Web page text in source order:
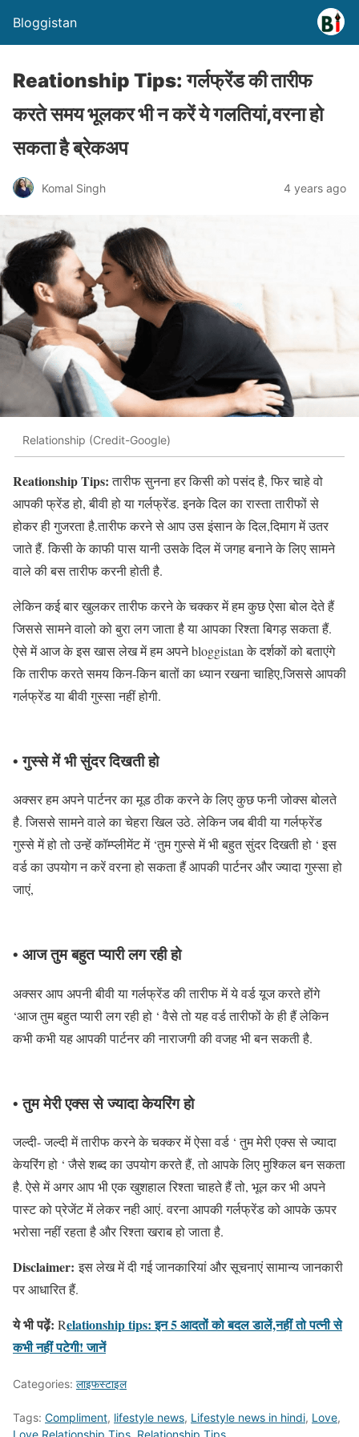
Bloggistan
Reationship Tips: गर्लफ्रेंड की तारीफ
करते समय भूलकर भी न करें ये गलतियां,वरना हो
सकता है ब्रेकअप
Komal Singh 4 years ago
Relationship (Credit-Google)
Reationship Tips:तारीफ सुनना हर किसी को पसंद है, फिर चाहे वो
आपकी फ्रेंड हो, बीवी हो या गर्लफ्रेंड. इनके दिल का रास्ता तारीफों से
होकर ही गुजरता है.तारीफ करने से आप उस इंसान के दिल,दिमाग में उतर
जाते हैं. किसी के काफी पास यानी उसके दिल में जगह बनाने के लिए सामने
वाले की बस तारीफ करनी होती है.
लेकिन कई बार खुलकर तारीफ करने के चक्कर में हम कुछ ऐसा बोल देते हैं
जिससे सामने वालो को बुरा लग जाता है या आपका रिश्ता बिगड़ सकता हैं.
ऐसे में आज के इस खास लेख में हम अपने bloggistan के दर्शकों को बताएंगे
कि तारीफ करते समय किन-किन बातों का ध्यान रखना चाहिए,जिससे आपकी
गर्लफ्रेंड या बीवी गुस्सा नहीं होगी.
• गुस्से में भी सुंदर दिखती हो
अक्सर हम अपने पार्टनर का मूड ठीक करने के लिए कुछ फनी जोक्स बोलते
है. जिससे सामने वाले का चेहरा खिल उठे. लेकिन जब बीवी या गर्लफ्रेंड
गुस्से में हो तो उन्हें कॉम्प्लीमेंट में ‘तुम गुस्से में भी बहुत सुंदर दिखती हो ‘ इस
वर्ड का उपयोग न करें वरना हो सकता हैं आपकी पार्टनर और ज्यादा गुस्सा हो
जाएं,
• आज तुम बहुत प्यारी लग रही हो
अक्सर आप अपनी बीवी या गर्लफ्रेंड की तारीफ में ये वर्ड यूज करते होंगे
‘आज तुम बहुत प्यारी लग रही हो ‘ वैसे तो यह वर्ड तारीफों के ही हैं लेकिन
कभी कभी यह आपकी पार्टनर की नाराजगी की वजह भी बन सकती है.
• तुम मेरी एक्स से ज्यादा केयरिंग हो
जल्दी- जल्दी में तारीफ करने के चक्कर में ऐसा वर्ड ‘ तुम मेरी एक्स से ज्यादा
केयरिंग हो ‘ जैसे शब्द का उपयोग करते हैं, तो आपके लिए मुश्किल बन सकता
है. ऐसे में अगर आप भी एक खुशहाल रिश्ता चाहते हैं तो, भूल कर भी अपने
पास्ट को प्रेजेंट में लेकर नही आएं. वरना आपकी गर्लफ्रेंड को आपके ऊपर
भरोसा नहीं रहता है और रिश्ता खराब हो जाता है.
Disclaimer: इस लेख में दी गई जानकारियां और सूचनाएं सामान्य जानकारी
पर आधारित हैं.
ये भी पढ़ें: Relationship tips: इन 5 आदतों को बदल डालें,नहीं तो पत्नी से
कभी नहीं पटेगी! जानें
Categories: लाइफस्टाइल
Tags: Compliment, lifestyle news, Lifestyle news in hindi, Love,